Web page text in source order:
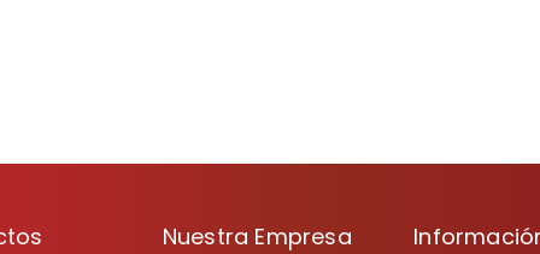
Nuestra Empresa